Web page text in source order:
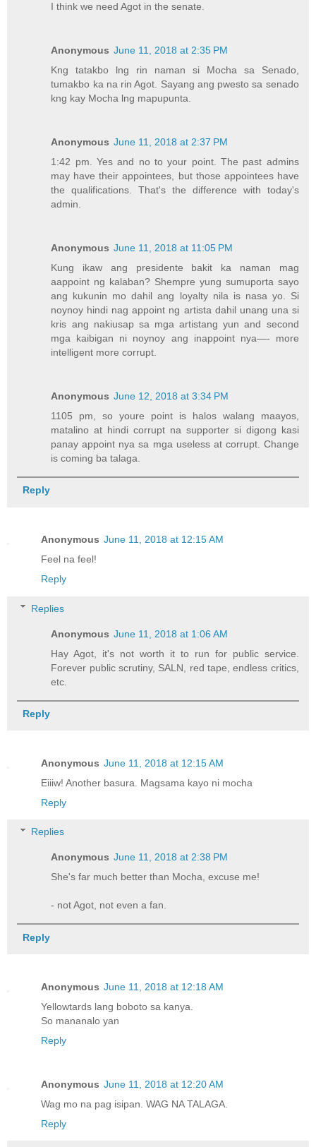
I think we need Agot in the senate.
Anonymous June 11, 2018 at 2:35 PM
Kng tatakbo lng rin naman si Mocha sa Senado,
tumakbo ka na rin Agot. Sayang ang pwesto sa senado
kng kay Mocha lng mapupunta.
Anonymous June 11, 2018 at 2:37 PM
1:42 pm. Yes and no to your point. The past admins
may have their appointees, but those appointees have
the qualifications. That's the difference with today's
admin.
Anonymous June 11, 2018 at 11:05 PM
Kung ikaw ang presidente bakit ka naman mag
aappoint ng kalaban? Shempre yung sumuporta sayo
ang kukunin mo dahil ang loyalty nila is nasa yo. Si
noynoy hindi nag appoint ng artista dahil unang una si
kris ang nakiusap sa mga artistang yun and second
mga kaibigan ni noynoy ang inappoint nya—- more
intelligent more corrupt.
Anonymous June 12, 2018 at 3:34 PM
1105 pm, so youre point is halos walang maayos,
matalino at hindi corrupt na supporter si digong kasi
panay appoint nya sa mga useless at corrupt. Change
is coming ba talaga.
Reply
Anonymous June 11, 2018 at 12:15 AM
Feel na feel!
Reply
Replies
Anonymous June 11, 2018 at 1:06 AM
Hay Agot, it's not worth it to run for public service.
Forever public scrutiny, SALN, red tape, endless critics,
etc.
Reply
Anonymous June 11, 2018 at 12:15 AM
Eiiiw! Another basura. Magsama kayo ni mocha
Reply
Replies
Anonymous June 11, 2018 at 2:38 PM
She's far much better than Mocha, excuse me!
- not Agot, not even a fan.
Reply
Anonymous June 11, 2018 at 12:18 AM
Yellowtards lang boboto sa kanya.
So mananalo yan
Reply
Anonymous June 11, 2018 at 12:20 AM
Wag mo na pag isipan. WAG NA TALAGA.
Reply